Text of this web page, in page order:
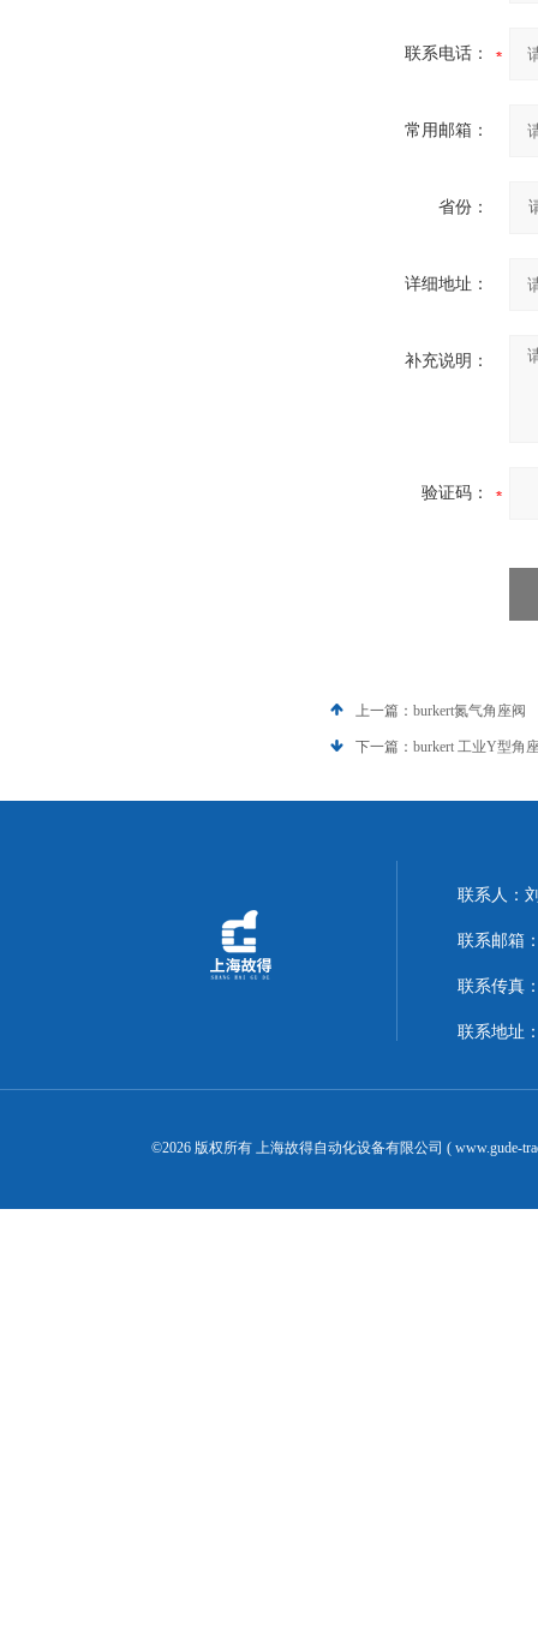
联系电话：
常用邮箱：
省份：
详细地址：
补充说明：
验证码：
上一篇： burkert氮气角座阀
下一篇： burkert 工业Y型角
联系人：
联系邮箱
联系传真
联系地址
©2026 版权所有 上海故得自动化设备有限公司 ( www.gude-